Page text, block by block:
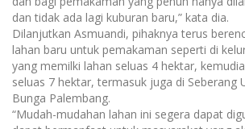
dan tidak ada lagi kuburan baru,” kata dia.
Dilanjutkan Asmuandi, pihaknya terus
lahan baru untuk pemakaman seperti di
yang memilki lahan seluas 4 hektar,
seluas 7 hektar, termasuk juga di Seberang
Bunga Palembang.
“Mudah-mudahan lahan ini segera dapat